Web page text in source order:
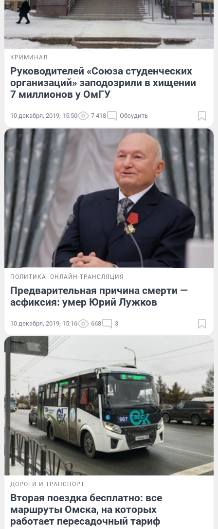
КРИМИНАЛ
Руководителей «Союза студенческих
организаций» заподозрили в хищении
7 миллионов у ОмГУ
10 декабря, 2019, 15:50 7 418 Обсудить
ПОЛИТИКА ОНЛАЙН-ТРАНСЛЯЦИЯ
Предварительная причина смерти —
асфиксия: умер Юрий Лужков
10 декабря, 2019, 15:16 668 3
ДОРОГИ И ТРАНСПОРТ
Вторая поездка бесплатно: все
маршруты Омска, на которых
работает пересадочный тариф